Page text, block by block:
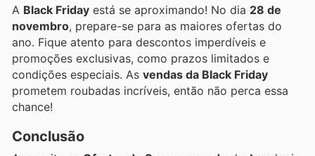
A Black Friday está se aproximando! No dia 28 de
novembro, prepare-se para as maiores ofertas do
ano. Fique atento para descontos imperdíveis e
promoções exclusivas, como prazos limitados e
condições especiais. As vendas da Black Friday
prometem roubadas incríveis, então não perca essa
chance!
Conclusão